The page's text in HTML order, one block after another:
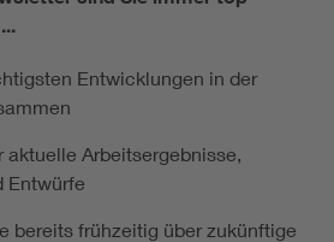
Entwicklungen in der
Arbeitsergebnisse,
Entwürfe
bereits frühzeitig über zukünftige